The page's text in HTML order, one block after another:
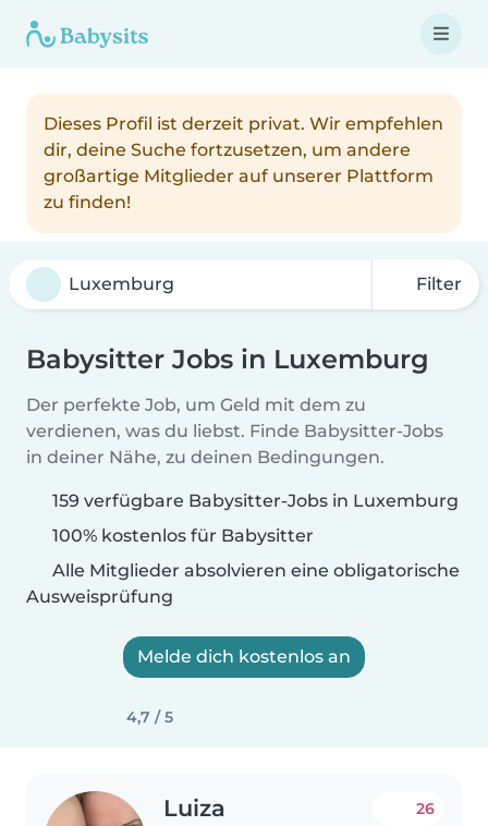
Dieses Profil ist derzeit privat. Wir empfehlen
dir, deine Suche fortzusetzen, um andere
großartige Mitglieder auf unserer Plattform
zu finden!
Filter
Babysitter Jobs in Luxemburg
Der perfekte Job, um Geld mit dem zu
verdienen, was du liebst. Finde Babysitter-Jobs
in deiner Nähe, zu deinen Bedingungen.
159 verfügbare Babysitter-Jobs in Luxemburg
100% kostenlos für Babysitter
Alle Mitglieder absolvieren eine obligatorische
Ausweisprüfung
Melde dich kostenlos an
4,7 / 5
Luiza 26